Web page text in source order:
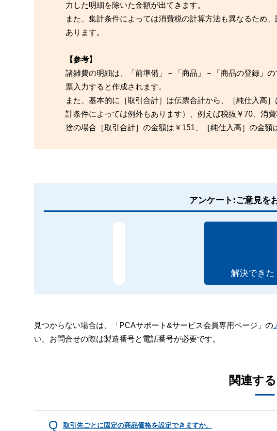
力した明細を除いた金額が出てきます。
また、集計条件によっては消費税の計算方法も異なるため
あります。
【参考】
諸雑費の明細は、「前準備」－「商品」－「商品の登録」
票入力すると作成されます。
また、基本的に［取引合計］は伝票合計から、［純仕入高
計条件によっては例外もあります）、例えば税抜￥70、消
捨の場合［取引合計］の金額は￥151、［純仕入高］の金額
アンケート:ご意見を
解決できた
見つからない場合は、「PCAサポート&サービス会員専用ページ」の
い。お問合せの際は製造番号と電話番号が必要です。
関連す
取引先ごとに固定の商品価格を設定できますか。